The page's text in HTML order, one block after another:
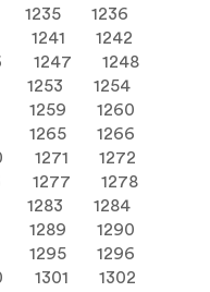
1235
1236
1241
1242
1247
1248
1253
1254
1259
1260
1265
1266
1271
1272
1277
1278
1283
1284
1289
1290
1295
1296
1301
1302